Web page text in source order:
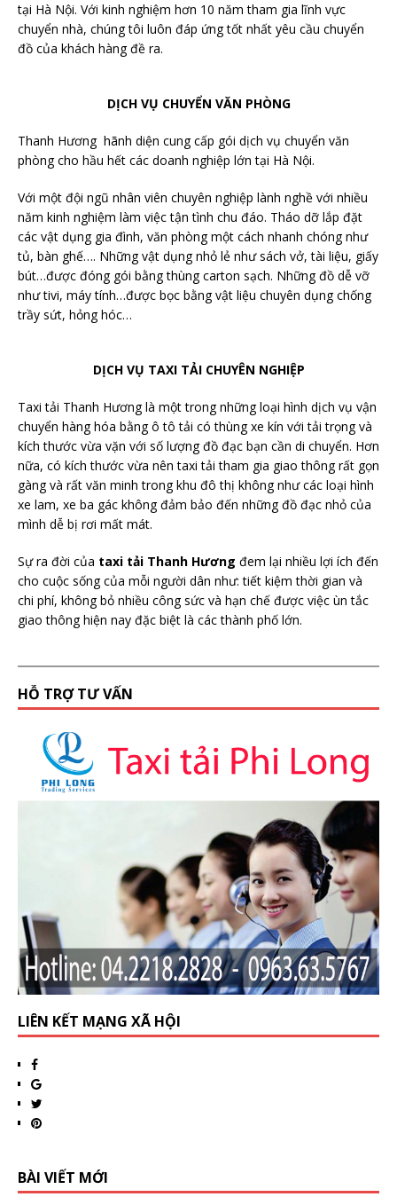
tại Hà Nội. Với kinh nghiệm hơn 10 năm tham gia lĩnh vực
chuyển nhà, chúng tôi luôn đáp ứng tốt nhất yêu cầu chuyển
đồ của khách hàng đề ra.
DỊCH VỤ CHUYỂN VĂN PHÒNG
Thanh Hương hãnh diện cung cấp gói dịch vụ chuyển văn
phòng cho hầu hết các doanh nghiệp lớn tại Hà Nội.
Với một đội ngũ nhân viên chuyên nghiệp lành nghề với nhiều
năm kinh nghiệm làm việc tận tình chu đáo. Tháo dỡ lắp đặt
các vật dụng gia đình, văn phòng một cách nhanh chóng như
tủ, bàn ghế…. Những vật dụng nhỏ lẻ như sách vở, tài liệu, giấy
bút…được đóng gói bằng thùng carton sạch. Những đồ dễ vỡ
như tivi, máy tính…được bọc bằng vật liệu chuyên dụng chống
trầy sứt, hỏng hóc…
DỊCH VỤ TAXI TẢI CHUYÊN NGHIỆP
Taxi tải Thanh Hương là một trong những loại hình dịch vụ vận
chuyển hàng hóa bằng ô tô tải có thùng xe kín với tải trọng và
kích thước vừa vặn với số lượng đồ đạc bạn cần di chuyển. Hơn
nữa, có kích thước vừa nên taxi tải tham gia giao thông rất gọn
gàng và rất văn minh trong khu đô thị không như các loại hình
xe lam, xe ba gác không đảm bảo đến những đồ đạc nhỏ của
mình dễ bị rơi mất mát.
Sự ra đời của taxi tải Thanh Hương đem lại nhiều lợi ích đến
cho cuộc sống của mỗi người dân như: tiết kiệm thời gian và
chi phí, không bỏ nhiều công sức và hạn chế được việc ùn tắc
giao thông hiện nay đặc biệt là các thành phố lớn.
HỖ TRỢ TƯ VẤN
LIÊN KẾT MẠNG XÃ HỘI
BÀI VIẾT MỚI